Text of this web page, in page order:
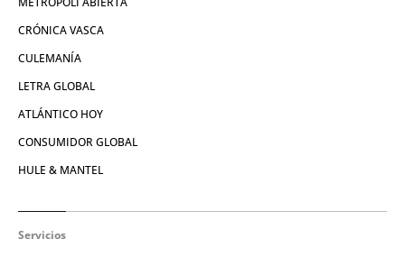
CRÓNICA VASCA
CULEMANÍA
LETRA GLOBAL
ATLÁNTICO HOY
CONSUMIDOR GLOBAL
HULE & MANTEL
Servicios